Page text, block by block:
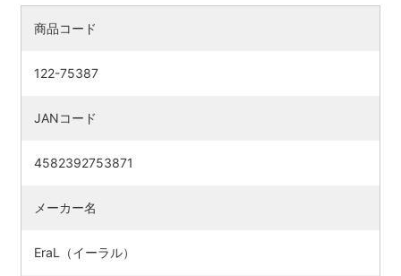
商品コード
122-75387
JANコード
4582392753871
メーカー名
EraL（イーラル）